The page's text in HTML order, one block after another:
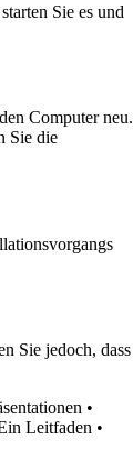
Sie es und
Computer neu.
Sie die
Sie jedoch, dass
•
Leitfaden •